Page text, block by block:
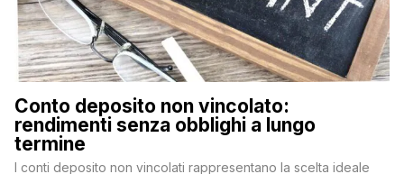
Conto deposito non vincolato:
rendimenti senza obblighi a lungo
termine
I conti deposito non vincolati rappresentano la scelta ideale